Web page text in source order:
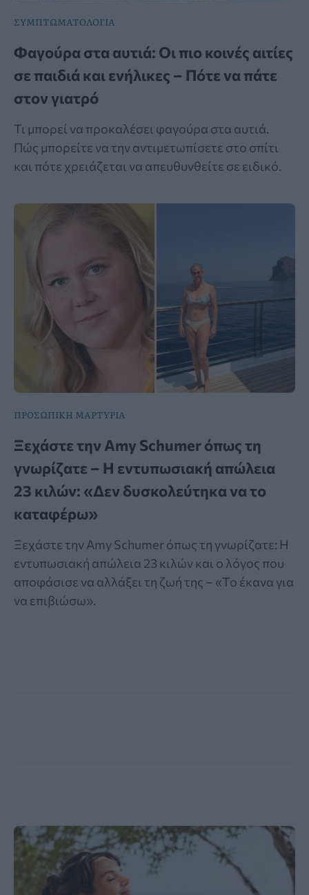
ΣΥΜΠΤΩΜΑΤΟΛΟΓΙΑ
Φαγούρα στα αυτιά: Οι πιο κοινές αιτίες
σε παιδιά και ενήλικες – Πότε να πάτε
στον γιατρό
Τι μπορεί να προκαλέσει φαγούρα στα αυτιά.
Πώς μπορείτε να την αντιμετωπίσετε στο σπίτι
και πότε χρειάζεται να απευθυνθείτε σε ειδικό.
ΠΡΟΣΩΠΙΚΗ ΜΑΡΤΥΡΙΑ
Ξεχάστε την Amy Schumer όπως τη
γνωρίζατε – Η εντυπωσιακή απώλεια
23 κιλών: «Δεν δυσκολεύτηκα να το
καταφέρω»
Ξεχάστε την Amy Schumer όπως τη γνωρίζατε: Η
εντυπωσιακή απώλεια 23 κιλών και ο λόγος που
αποφάσισε να αλλάξει τη ζωή της – «Το έκανα για
να επιβιώσω».